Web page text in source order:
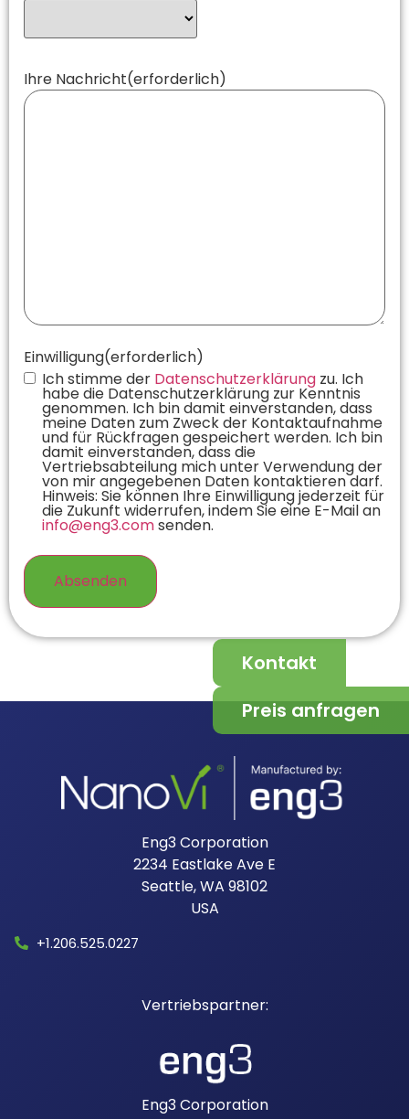
Kontakt
Preis anfragen
Ihre Nachricht(erforderlich)
Einwilligung(erforderlich)
Ich stimme der Datenschutzerklärung zu. Ich
habe die Datenschutzerklärung zur Kenntnis
genommen. Ich bin damit einverstanden, dass
meine Daten zum Zweck der Kontaktaufnahme
und für Rückfragen gespeichert werden. Ich bin
damit einverstanden, dass die
Vertriebsabteilung mich unter Verwendung der
von mir angegebenen Daten kontaktieren darf.
Hinweis: Sie können Ihre Einwilligung jederzeit für
die Zukunft widerrufen, indem Sie eine E-Mail an
info@eng3.comsenden.
Eng3 Corporation
2234 Eastlake Ave E
Seattle, WA 98102
USA​
+1.206.525.0227
Eng3 Corporation